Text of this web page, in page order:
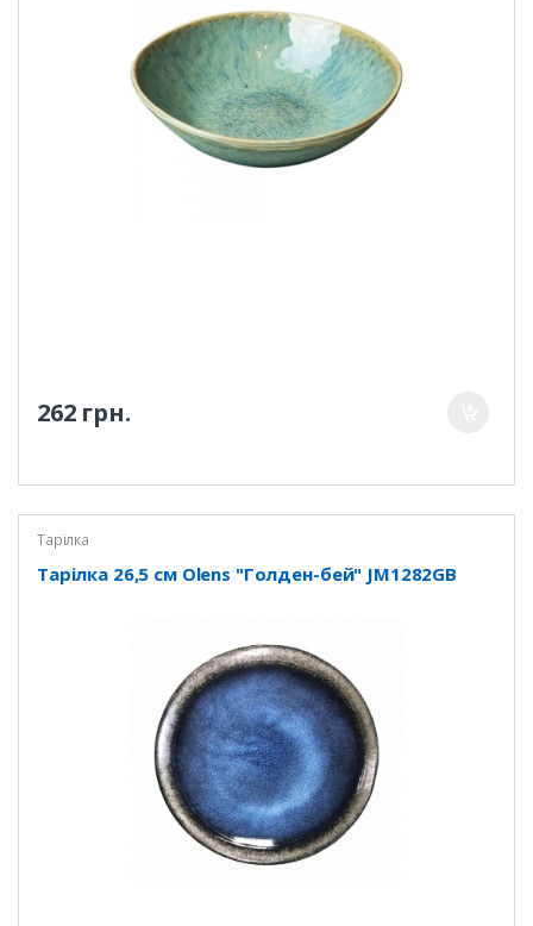
262 грн.
Тарілка
Тарілка 26,5 см Olens "Голден-бей" JM1282GB